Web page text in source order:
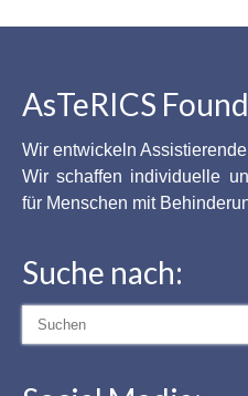
AsTeRICS
Wir entwickeln
Wir schaffen individuelle
für Menschen mit
Suche nach:
Suche